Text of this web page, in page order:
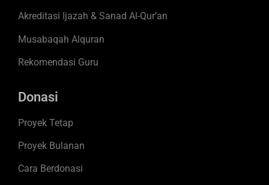
Akreditasi Ijazah & Sanad Al-Qur’an
Musabaqah Alquran
Rekomendasi Guru
Donasi
Proyek Tetap
Proyek Bulanan
Cara Berdonasi